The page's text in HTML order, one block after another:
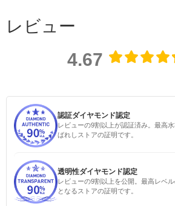
レビュー
4.67
認証ダイヤモンド認定
レビューの9割以上が認証済み。最高
ばれしストアの証明です。
透明性ダイヤモンド認定
レビューの9割以上を公開。最高レベ
となるストアの証明です。